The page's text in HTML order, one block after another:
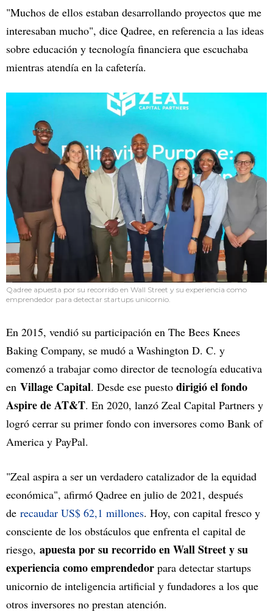
"Muchos de ellos estaban desarrollando proyectos que me
interesaban mucho", dice Qadree, en referencia a las ideas
sobre educación y tecnología financiera que escuchaba
mientras atendía en la cafetería.
Qadree apuesta por su recorrido en Wall Street y su experiencia como
emprendedor para detectar startups unicornio.
En 2015, vendió su participación en The Bees Knees
Baking Company, se mudó a Washington D. C. y
comenzó a trabajar como director de tecnología educativa
en Village Capital. Desde ese puesto dirigió el fondo
Aspire de AT&T. En 2020, lanzó Zeal Capital Partners y
logró cerrar su primer fondo con inversores como Bank of
America y PayPal.
"Zeal aspira a ser un verdadero catalizador de la equidad
económica", afirmó Qadree en julio de 2021, después
de recaudar US$ 62,1 millones. Hoy, con capital fresco y
consciente de los obstáculos que enfrenta el capital de
riesgo, apuesta por su recorrido en Wall Street y su
experiencia como emprendedor para detectar startups
unicornio de inteligencia artificial y fundadores a los que
otros inversores no prestan atención.